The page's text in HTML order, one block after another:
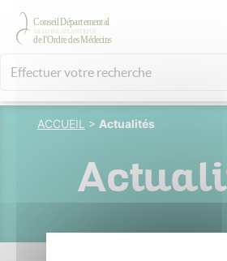
ACCUEIL > Actualités